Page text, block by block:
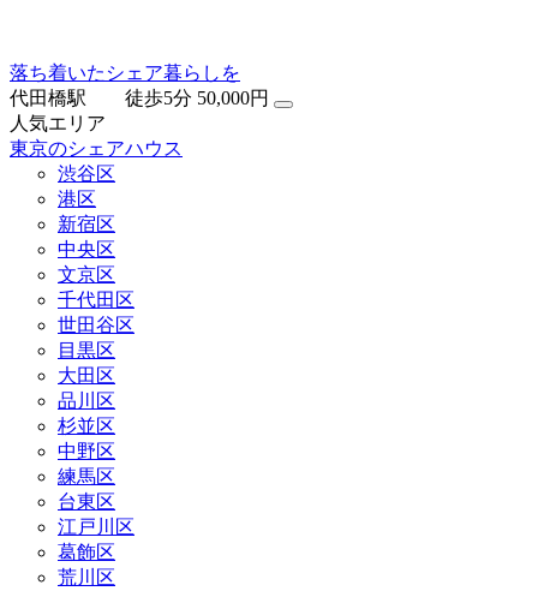
落ち着いたシェア暮らしを
代田橋駅 徒歩5分 50,000円
人気エリア
東京のシェアハウス
渋谷区
港区
新宿区
中央区
文京区
千代田区
世田谷区
目黒区
大田区
品川区
杉並区
中野区
練馬区
台東区
江戸川区
葛飾区
荒川区